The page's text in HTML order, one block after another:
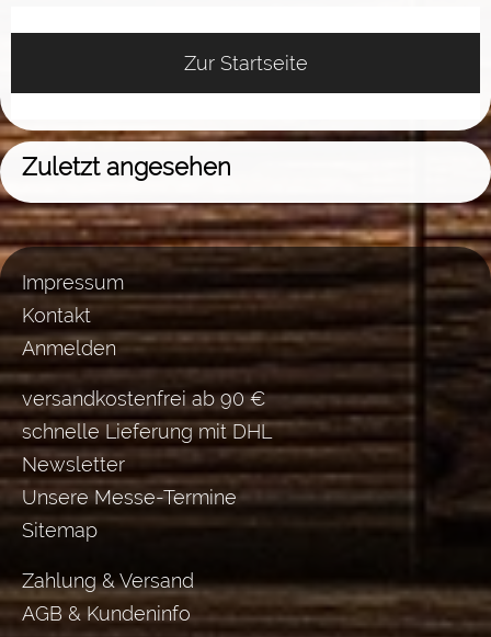
Zur Startseite
Zuletzt angesehen
Impressum
Kontakt
Anmelden
versandkostenfrei ab 90 €
schnelle Lieferung mit DHL
Newsletter
Unsere Messe-Termine
Sitemap
Zahlung & Versand
AGB & Kundeninfo